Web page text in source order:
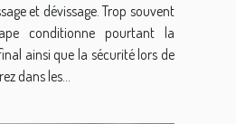
et dévissage. Trop souvent
conditionne pourtant la
ainsi que la sécurité lors de
dans les...